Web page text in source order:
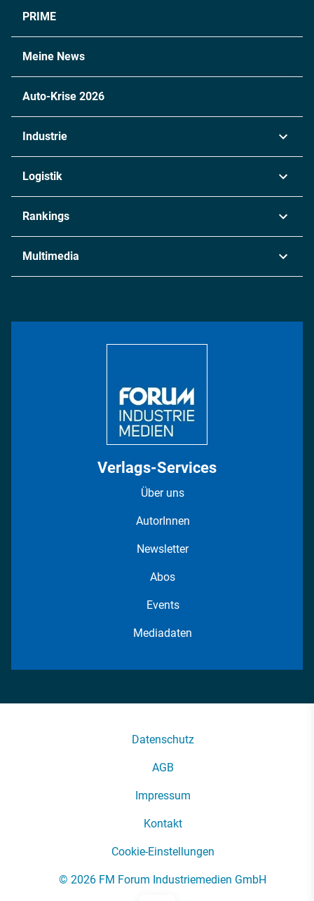
PRIME
Meine News
Auto-Krise 2026
Industrie
Chemie
Metall
Energie
Logistik
Rankings
Multimedia
Verlags-Services
Über uns
AutorInnen
Newsletter
Abos
Events
Mediadaten
Datenschutz
AGB
Impressum
Kontakt
Cookie-Einstellungen
© 2026 FM Forum Industriemedien GmbH